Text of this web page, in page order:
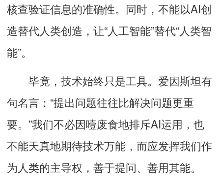
核查验证信息的准确性。同时，不能以AI创
造替代人类创造，让“人工智能”替代“人类智
能”。
毕竟，技术始终只是工具。爱因斯坦有
句名言：“提出问题往往比解决问题更重
要。”我们不必因噎废食地排斥AI运用，也
不能天真地期待技术万能，而应发挥我们作
为人类的主导权，善于提问、善用其能。